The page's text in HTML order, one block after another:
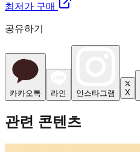
최저가 구매
공유하기
카카오톡 라인 인스타그램 X
관련 콘텐츠